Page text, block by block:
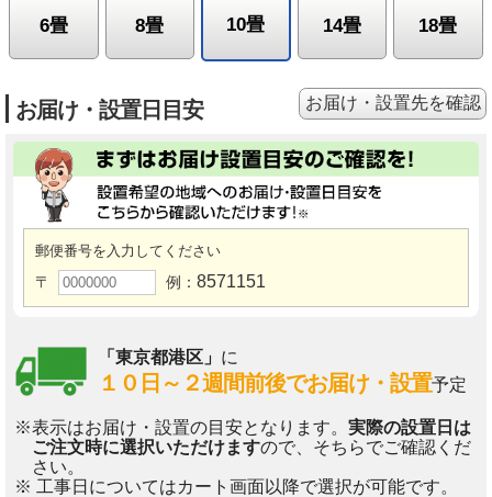
6畳 8畳 10畳 14畳 18畳
お届け・設置日目安
郵便番号を入力してください
〒 例： 8571151
「東京都港区」 に
１０日～２週間前後でお届け・設置予定
※表示はお届け・設置の目安となります。 実際の設置日は
ご注文時に選択いただけますので、そちらでご確認くだ
さい。
※ 工事日についてはカート画面以降で選択が可能です。
お届け・設置先を確認